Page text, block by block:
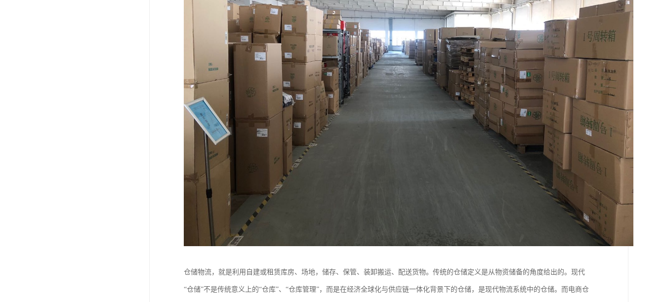
仓储物流，就是利用自建或租赁库房、场地，储存、保管、装卸搬运、配送货物。传统的仓储定义是从物资储备的角度给出的。现代
“仓储”不是传统意义上的“仓库”、“仓库管理”，而是在经济全球化与供应链一体化背景下的仓储，是现代物流系统中的仓储。而电商仓